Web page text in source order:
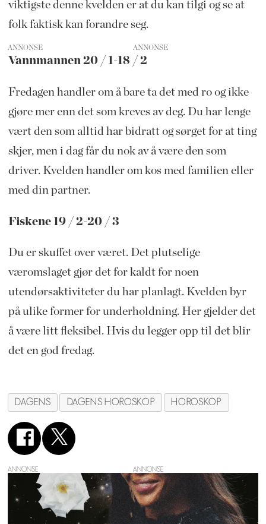
viktigste denne kvelden er at du kan tilgi og se at
folk faktisk kan forandre seg.
ANNONSE
Vannmannen 20 / 1-18 / 2
Fredagen ​​handler om å bare ta det med ro og ikke
gjøre mer enn det som kreves av deg. Du har lenge
vært den som alltid har bidratt og sørget for at ting
skjer, men i dag får du nok av å være den som
driver. Kvelden handler om kos med familien eller
med din partner.
Fiskene 19 / 2-20 / 3
Du er skuffet over været. Det plutselige
væromslaget gjør det for kaldt for noen
utendørsaktiviteter du har planlagt. Kvelden byr
på ulike former for underholdning. Her gjelder det
å være litt fleksibel. Hvis du legger opp til det blir
det en god fredag.
DAGENS DAGENS HOROSKOP HOROSKOP
ANNONSE